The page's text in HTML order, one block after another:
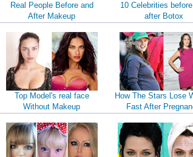
Real People Before and
After Makeup
10 Celebrities
after Botox
Top Model's real face
Without Makeup
How The Stars Lose
Fast After